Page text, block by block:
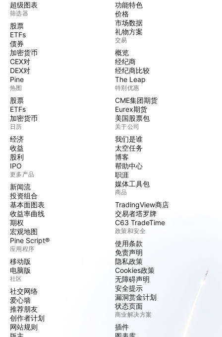
超级图表
筛选器
股票
ETFs
债券
加密货币
CEX对
DEX对
Pine
热图
股票
ETFs
加密货币
日历
经济
收益
股利
IPO
更多产品
新闻流
投资组合
基本面图表
收益率曲线
期权
宏观地图
Pine Script®
应用程序
移动版
电脑版
社区
社交网络
爱心墙
推荐朋友
创作者计划
网站规则
功能特色
价格
市场数据
礼物方案
交易
概览
经纪商
经纪商比较
The Leap
特别优惠
CME集团期货
Eurex期货
美国股票包
关于公司
我们是谁
太空任务
博客
帮助中心
职涯
媒体工具包
商品
TradingView商店
交易者塔罗牌
C63 TradeTime
政策和安全
使用条款
免责声明
隐私政策
Cookies政策
无障碍声明
安全提示
漏洞赏金计划
状态页面
商业解决方案
插件